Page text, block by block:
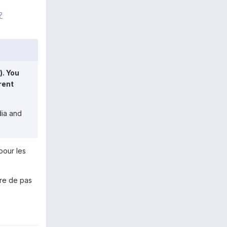
You
and
les
de pas